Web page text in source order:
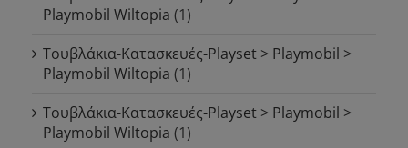
Playmobil Wiltopia (1)
Τουβλάκια-Κατασκευές-Playset > Playmobil >
Playmobil Wiltopia (1)
Τουβλάκια-Κατασκευές-Playset > Playmobil >
Playmobil Wiltopia (1)